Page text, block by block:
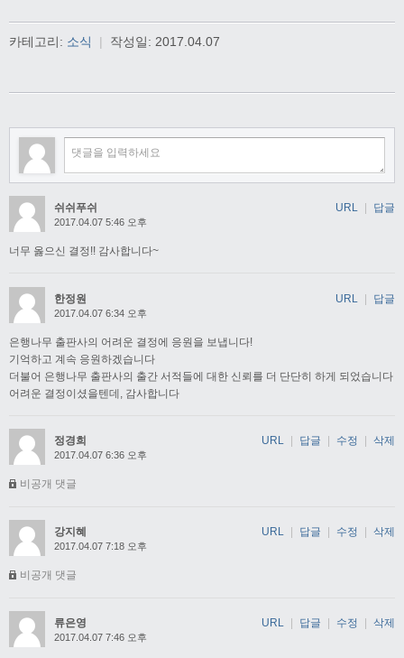
카테고리: 소식 | 작성일: 2017.04.07
쉬쉬푸쉬
2017.04.07 5:46 오후
너무 옳으신 결정!! 감사합니다~
URL | 답글
한정원
2017.04.07 6:34 오후
은행나무 출판사의 어려운 결정에 응원을 보냅니다!
기억하고 계속 응원하겠습니다
더불어 은행나무 출판사의 출간 서적들에 대한 신뢰를 더 단단히 하게 되었습니다
어려운 결정이셨을텐데, 감사합니다
URL | 답글
정경희
2017.04.07 6:36 오후
비공개 댓글
URL 답글 수정 삭제
강지혜
2017.04.07 7:18 오후
비공개 댓글
URL 답글 수정 삭제
류은영
2017.04.07 7:46 오후
URL 답글 수정 삭제